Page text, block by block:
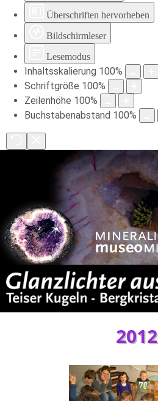
Überschriften hervorheben
Bildschirmleser
Lesemodus
Inhaltsskalierung 100%
Schriftgröße 100%
Zeilenhöhe 100%
Buchstabenabstand 100%
2012